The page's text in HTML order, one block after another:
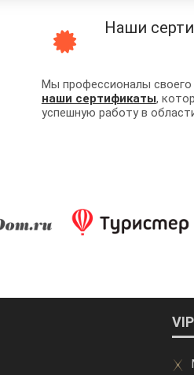
Наши
Мы профессионалы
наши сертификаты,
успешную работу в